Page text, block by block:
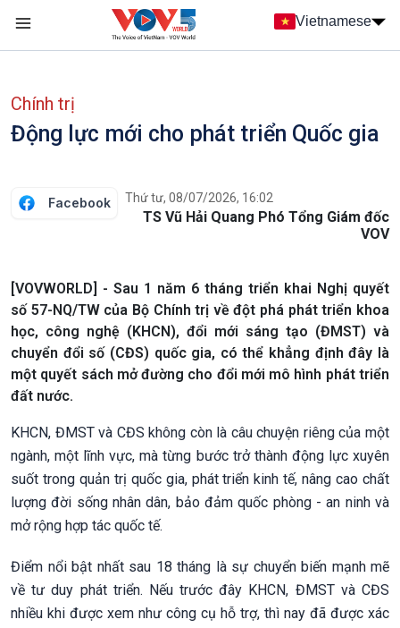
Nhảy đến nội dung
Vietnamese
Chính trị
Động lực mới cho phát triển Quốc gia
Facebook Thứ tư, 08/07/2026, 16:02
TS Vũ Hải Quang Phó Tổng Giám đốc
VOV
[VOVWORLD] - Sau 1 năm 6 tháng triển khai Nghị quyết
số 57-NQ/TW của Bộ Chính trị về đột phá phát triển khoa
học, công nghệ (KHCN), đổi mới sáng tạo (ĐMST) và
chuyển đổi số (CĐS) quốc gia, có thể khẳng định đây là
một quyết sách mở đường cho đổi mới mô hình phát triển
đất nước.
KHCN, ĐMST và CĐS không còn là câu chuyện riêng của một
ngành, một lĩnh vực, mà từng bước trở thành động lực xuyên
suốt trong quản trị quốc gia, phát triển kinh tế, nâng cao chất
lượng đời sống nhân dân, bảo đảm quốc phòng - an ninh và
mở rộng hợp tác quốc tế.
Điểm nổi bật nhất sau 18 tháng là sự chuyển biến mạnh mẽ
về tư duy phát triển. Nếu trước đây KHCN, ĐMST và CĐS
nhiều khi được xem như công cụ hỗ trợ, thì nay đã được xác